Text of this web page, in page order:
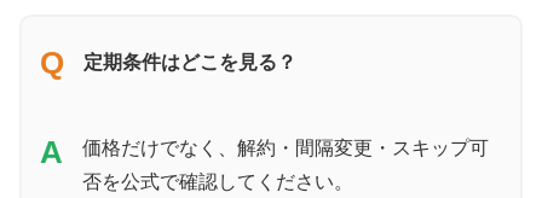
Q 定期条件はどこを見る？
A
価格だけでなく、解約・間隔変更・スキップ可
否を公式で確認してください。